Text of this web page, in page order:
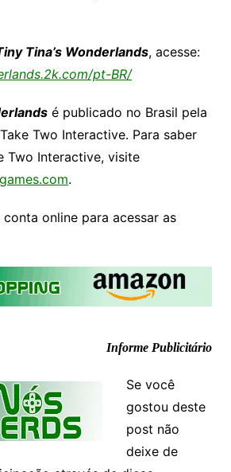
Tina’s Wonderlands, acesse:
pt-BR/
é publicado no Brasil pela
Two Interactive. Para saber
Two Interactive, visite
.
conta online para acessar as
Informe Publicitário
Se você
gostou deste
post não
deixe de